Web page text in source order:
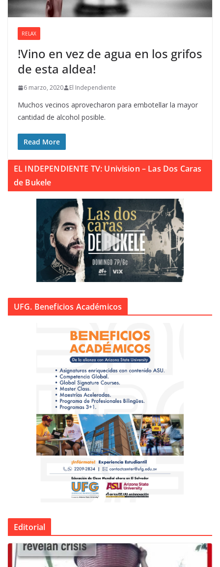
RELAX
!Vino en vez de agua en los grifos
de esta aldea!
6 marzo, 2020 El Independiente
Muchos vecinos aprovecharon para embotellar la mayor
cantidad de alcohol posible.
Read More
EL INDEPENDIENTE TV: Univision – Las Dos Caras
de Bukele
UFG. Beneficios Académicos
Editorial